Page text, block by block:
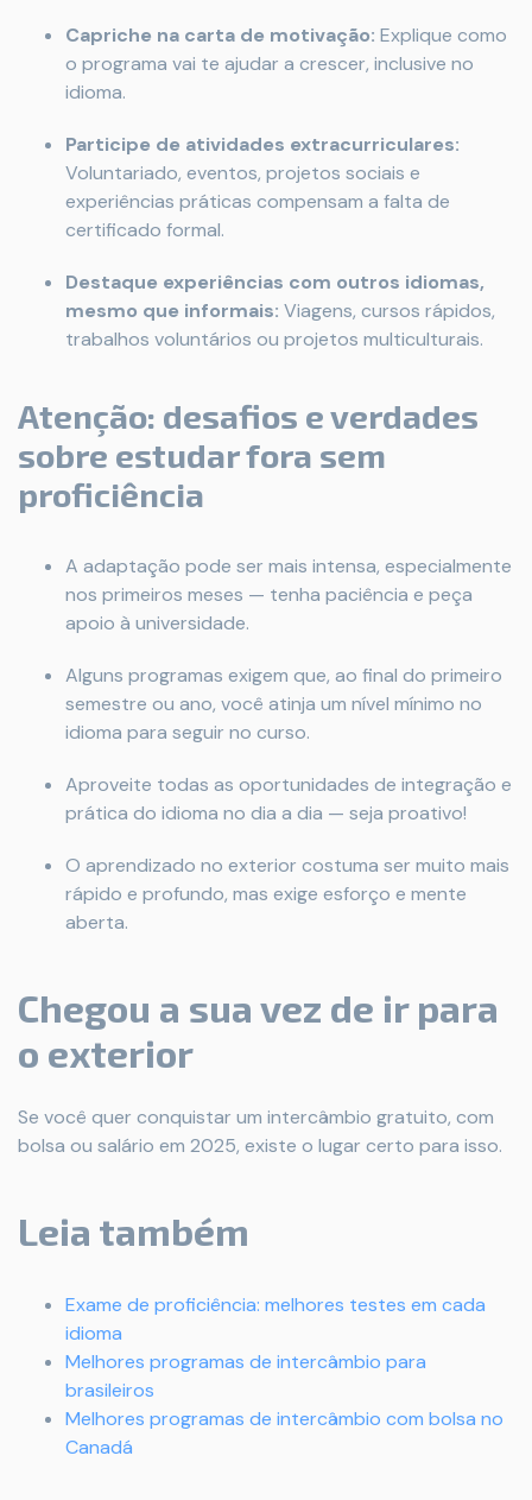
Capriche na carta de motivação: Explique como
o programa vai te ajudar a crescer, inclusive no
idioma.
Participe de atividades extracurriculares:
Voluntariado, eventos, projetos sociais e
experiências práticas compensam a falta de
certificado formal.
Destaque experiências com outros idiomas,
mesmo que informais: Viagens, cursos rápidos,
trabalhos voluntários ou projetos multiculturais.
Atenção: desafios e verdades
sobre estudar fora sem
proficiência
A adaptação pode ser mais intensa, especialmente
nos primeiros meses — tenha paciência e peça
apoio à universidade.
Alguns programas exigem que, ao final do primeiro
semestre ou ano, você atinja um nível mínimo no
idioma para seguir no curso.
Aproveite todas as oportunidades de integração e
prática do idioma no dia a dia — seja proativo!
O aprendizado no exterior costuma ser muito mais
rápido e profundo, mas exige esforço e mente
aberta.
Chegou a sua vez de ir para
o exterior
Se você quer conquistar um intercâmbio gratuito, com
bolsa ou salário em 2025, existe o lugar certo para isso.
Leia também
Exame de proficiência: melhores testes em cada
idioma
Melhores programas de intercâmbio para
brasileiros
Melhores programas de intercâmbio com bolsa no
Canadá